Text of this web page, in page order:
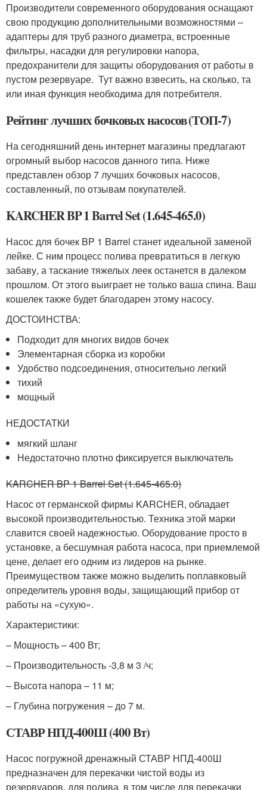
Производители современного оборудования оснащают
свою продукцию дополнительными возможностями –
адаптеры для труб разного диаметра, встроенные
фильтры, насадки для регулировки напора,
предохранители для защиты оборудования от работы в
пустом резервуаре. Тут важно взвесить, на сколько, та
или иная функция необходима для потребителя.
Рейтинг лучших бочковых насосов (ТОП-7)
На сегодняшний день интернет магазины предлагают
огромный выбор насосов данного типа. Ниже
представлен обзор 7 лучших бочковых насосов,
составленный, по отзывам покупателей.
KARCHER BP 1 Barrel Set (1.645-465.0)
Насос для бочек BP 1 Barrel станет идеальной заменой
лейке. С ним процесс полива превратиться в легкую
забаву, а таскание тяжелых леек останется в далеком
прошлом. От этого выиграет не только ваша спина. Ваш
кошелек также будет благодарен этому насосу.
ДОСТОИНСТВА:
Подходит для многих видов бочек
Элементарная сборка из коробки
Удобство подсоединения, относительно легкий
тихий
мощный
НЕДОСТАТКИ
мягкий шланг
Недостаточно плотно фиксируется выключатель
KARCHER BP 1 Barrel Set (1.645-465.0)
Насос от германской фирмы KARCHER, обладает
высокой производительностью. Техника этой марки
славится своей надежностью. Оборудование просто в
установке, а бесшумная работа насоса, при приемлемой
цене, делает его одним из лидеров на рынке.
Преимуществом также можно выделить поплавковый
определитель уровня воды, защищающий прибор от
работы на «сухую».
Характеристики:
– Мощность – 400 Вт;
– Производительность -3,8 м 3 /ч;
– Высота напора – 11 м;
– Глубина погружения – до 7 м.
СТАВР НПД-400Ш (400 Вт)
Насос погружной дренажный СТАВР НПД-400Ш
предназначен для перекачки чистой воды из
резервуаров, для полива, в том числе для перекачки